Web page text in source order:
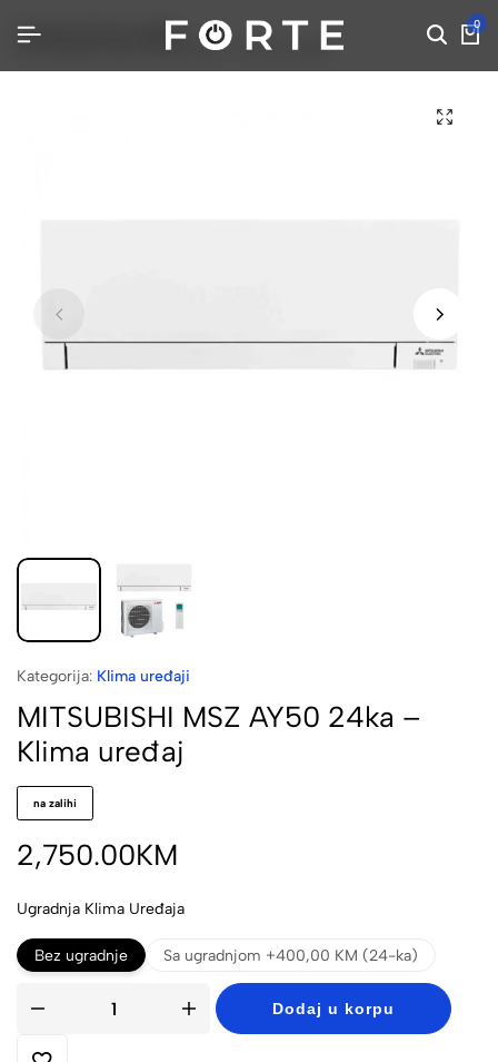
0
Početna
Klima uređaji
MITSUBISHI MSZ AY50 24ka – Klima uređaj
Kategorija: Klima uređaji
MITSUBISHI MSZ AY50 24ka –
Klima uređaj
na zalihi
2,750.00KM
Ugradnja Klima Uređaja
Bez ugradnje Sa ugradnjom +400,00 KM (24-ka)
Dodaj u korpu